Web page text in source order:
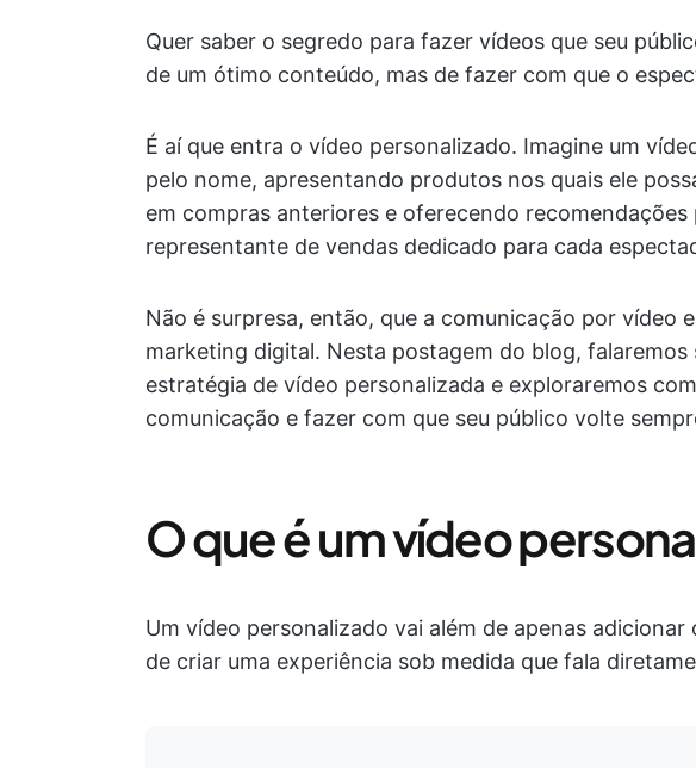
Quer saber o segredo para fazer vídeos que seu
de um ótimo conteúdo, mas de fazer com que o
É aí que entra o vídeo personalizado. Imagine um
pelo nome, apresentando produtos nos quais ele
em compras anteriores e oferecendo
representante de vendas dedicado para cada
Não é surpresa, então, que a comunicação por vídeo
marketing digital. Nesta postagem do blog, falaremos
estratégia de vídeo personalizada e exploraremos
comunicação e fazer com que seu público volte
O que é um vídeo
Um vídeo personalizado vai além de apenas
de criar uma experiência sob medida que fala